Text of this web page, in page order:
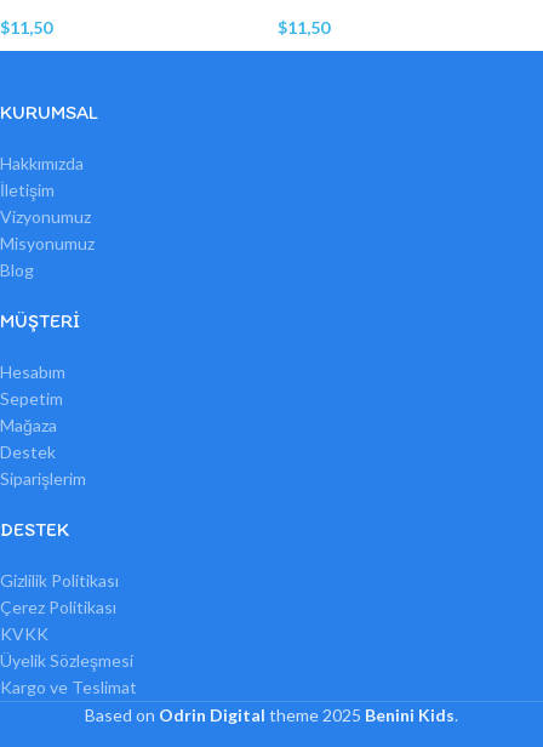
$11,50 $11,50
KURUMSAL
Hakkımızda
İletişim
Vizyonumuz
Misyonumuz
Blog
MÜŞTERI
Hesabım
Sepetim
Mağaza
Destek
Siparişlerim
DESTEK
Gizlilik Politikası
Çerez Politikası
KVKK
Üyelik Sözleşmesi
Kargo ve Teslimat
Based on Odrin Digital theme 2025 Benini Kids.